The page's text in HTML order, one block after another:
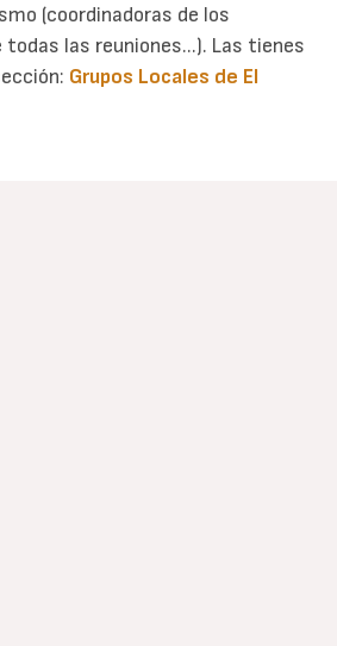
(coordinadoras de los
las reuniones...). Las tienes
Grupos Locales de El